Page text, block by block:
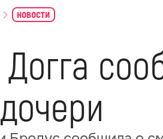
новости